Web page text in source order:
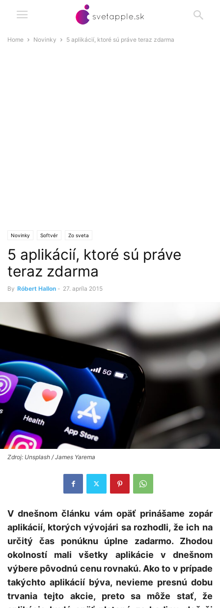
Home Novinky 5 aplikácií, ktoré sú práve teraz zdarma
Novinky Softvér Zo sveta
5 aplikácií, ktoré sú práve
teraz zdarma
By Róbert Hallon - 27. apríla 2015
Zdroj: Unsplash / James Yarema
V dnešnom článku vám opäť prinášame zopár
aplikácií, ktorých vývojári sa rozhodli, že ich na
určitý čas ponúknu úplne zadarmo. Zhodou
okolností mali všetky aplikácie v dnešnom
výbere pôvodnú cenu rovnakú. Ako to v prípade
takýchto aplikácií býva, nevieme presnú dobu
trvania tejto akcie, preto sa môže stať, že